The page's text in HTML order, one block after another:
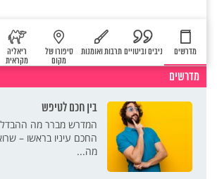
מדרשים ניבים וביטויים תרבות ואומנות
סיפורו של
מקום
ריאליה
מקראית
מדרשים
בין חכם לטיפש
המדרש מברר מה ההבדל
החכם עיניו בראשו –
מה...